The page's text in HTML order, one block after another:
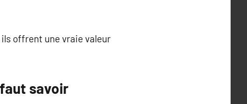
offrent une vraie valeur
savoir